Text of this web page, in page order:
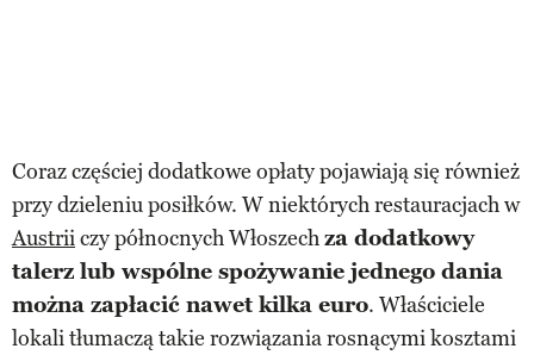
Coraz częściej dodatkowe opłaty pojawiają się również
przy dzieleniu posiłków. W niektórych restauracjach w
Austriiczy północnych Włoszechza dodatkowy
talerz lub wspólne spożywanie jednego dania
można zapłacić nawet kilka euro. Właściciele
lokali tłumaczą takie rozwiązania rosnącymi kosztami